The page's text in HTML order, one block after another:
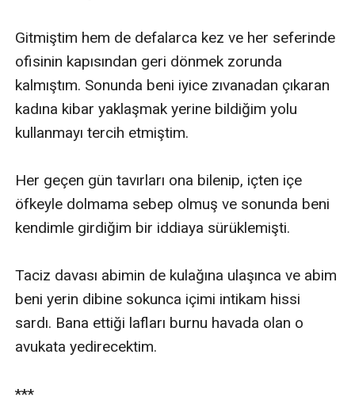
Gitmiştim hem de defalarca kez ve her seferinde
ofisinin kapısından geri dönmek zorunda
kalmıştım. Sonunda beni iyice zıvanadan çıkaran
kadına kibar yaklaşmak yerine bildiğim yolu
kullanmayı tercih etmiştim.
Her geçen gün tavırları ona bilenip, içten içe
öfkeyle dolmama sebep olmuş ve sonunda beni
kendimle girdiğim bir iddiaya sürüklemişti.
Taciz davası abimin de kulağına ulaşınca ve abim
beni yerin dibine sokunca içimi intikam hissi
sardı. Bana ettiği lafları burnu havada olan o
avukata yedirecektim.
***